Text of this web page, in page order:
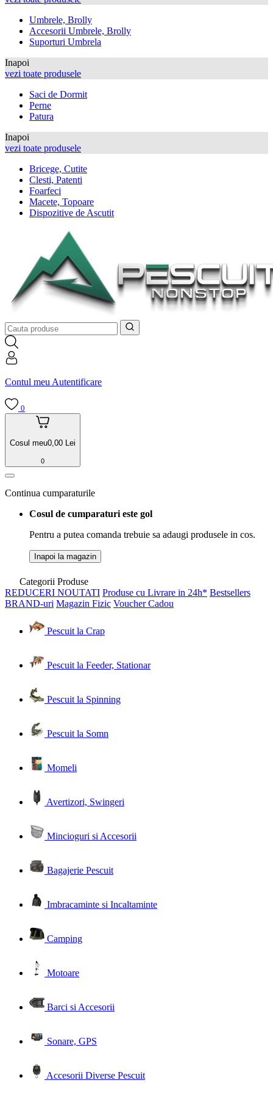
Umbrele, Brolly
Accesorii Umbrele, Brolly
Suporturi Umbrela
Inapoi
vezi toate produsele
Saci de Dormit
Perne
Patura
Inapoi
vezi toate produsele
Bricege, Cutite
Clesti, Patenti
Foarfeci
Macete, Topoare
Dispozitive de Ascutit
Contul meu Autentificare
0
Cosul meu0,00 Lei
0
Continua cumparaturile
Cosul de cumparaturi este gol
Pentru a putea comanda trebuie sa adaugi produsele in cos.
Inapoi la magazin
Categorii Produse
REDUCERI NOUTATI Produse cu Livrare in 24h* Bestsellers
BRAND-uri Magazin Fizic Voucher Cadou
Pescuit la Crap
Pescuit la Feeder, Stationar
Pescuit la Spinning
Pescuit la Somn
Momeli
Avertizori, Swingeri
Mincioguri si Accesorii
Bagajerie Pescuit
Imbracaminte si Incaltaminte
Camping
Motoare
Barci si Accesorii
Sonare, GPS
Accesorii Diverse Pescuit